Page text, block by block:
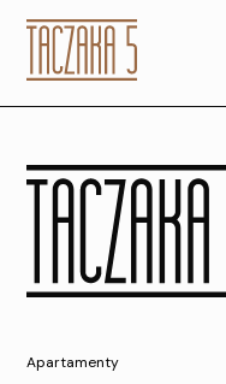
B.4.19
Apartamenty